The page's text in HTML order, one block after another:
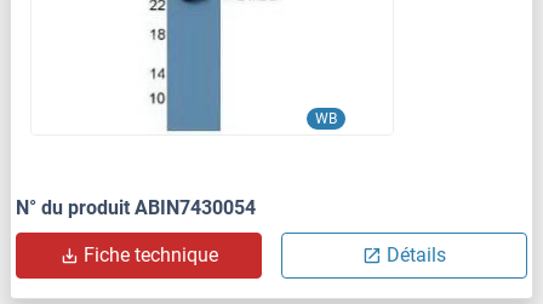
WB
N° du produit ABIN7430054
Fiche technique Détails